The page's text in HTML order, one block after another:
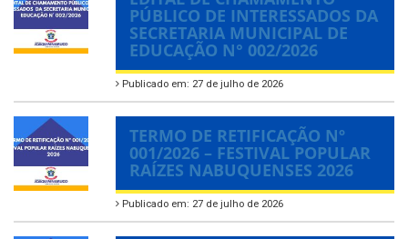
PÚBLICO DE INTERESSADOS DA
SECRETARIA MUNICIPAL DE
EDUCAÇÃO N° 002/2026
Publicado em: 27 de julho de 2026
TERMO DE RETIFICAÇÃO Nº
001/2026 – FESTIVAL POPULAR
RAÍZES NABUQUENSES 2026
Publicado em: 27 de julho de 2026